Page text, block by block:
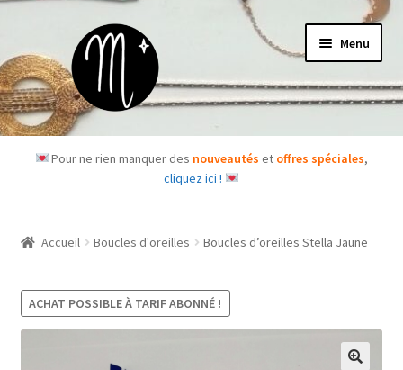
à
la
navigation
au
contenu
Menu
Accueil
enfant
Les box
Pour ne rien manquer des nouveautéset offres spéciales,
cliquez ici !
Accueil Boucles d'oreilles Boucles d’oreilles Stella Jaune
ACHAT POSSIBLE À TARIF ABONNÉ !